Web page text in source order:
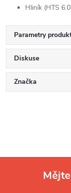
Hliník (HTS
Parametry
Diskuse
Značka